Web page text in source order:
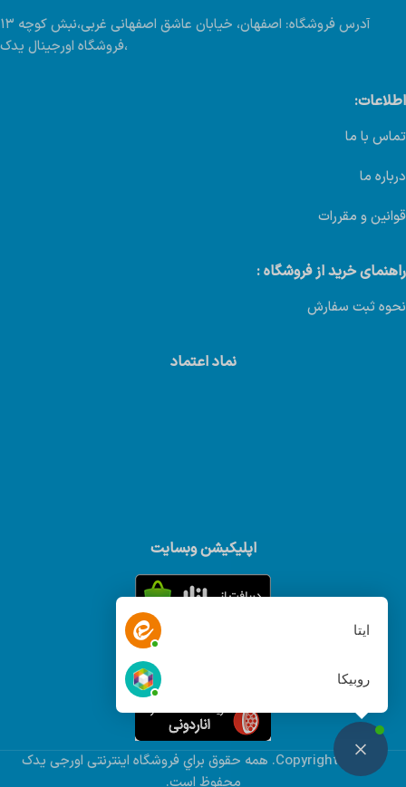
آدرس فروشگاه: اصفهان، خیابان عاشق اصفهانی غربی،نبش کوچه ۱۳
،فروشگاه اورجینال یدک
اطلاعات:
تماس با ما
درباره ما
قوانین و مقررات
راهنمای خرید از فروشگاه :
نحوه ثبت سفارش
نماد اعتماد
اپلیکیشن وبسایت
© Copyright 2022. همه حقوق براي فروشگاه اینترنتی اورجی یدک
ایتا
روبیکا